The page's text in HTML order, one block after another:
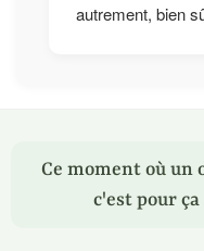
autrement, bien
Ce moment où
c'est pour